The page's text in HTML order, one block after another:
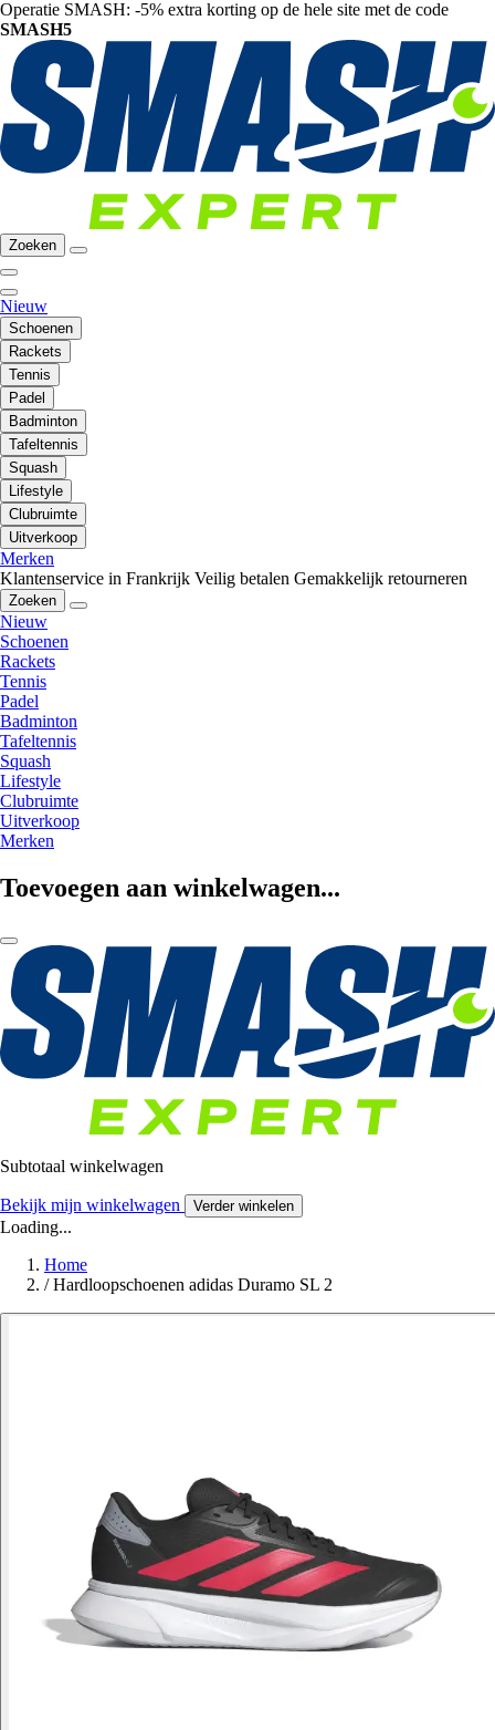
Operatie SMASH: -5% extra korting op de hele site met de code
SMASH5
Zoeken
Nieuw
Schoenen
Rackets
Tennis
Padel
Badminton
Tafeltennis
Squash
Lifestyle
Clubruimte
Uitverkoop
Merken
Klantenservice in Frankrijk Veilig betalen Gemakkelijk retourneren
Zoeken
Nieuw
Schoenen
Rackets
Tennis
Padel
Badminton
Tafeltennis
Squash
Lifestyle
Clubruimte
Uitverkoop
Merken
Toevoegen aan winkelwagen...
Subtotaal winkelwagen
Bekijk mijn winkelwagen Verder winkelen
Loading...
Home
/ Hardloopschoenen adidas Duramo SL 2